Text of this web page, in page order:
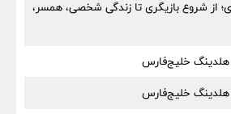
از شروع بازیگری تا زندگی شخصی، همسر،
هلدینگ خلیج‌فارس
هلدینگ خلیج‌فارس